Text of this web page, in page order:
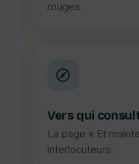
rouges.
Vers qui
La page « Et
interlocuteurs.